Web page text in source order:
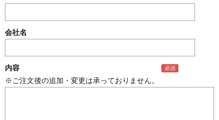
会社名
内容
※ご注文後の追加・変更は承っておりません。